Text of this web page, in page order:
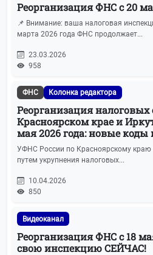
Реорганизация ФНС с 20
📌 Внимание: ваша налоговая
марта 2026 года ФНС продолжает...
23.03.2026
958
ФНС Колонка редактора
Реорганизация налоговых
Красноярском крае и
мая 2026 года: новые
УФНС России по Красноярскому краю
путем укрупнения налоговых...
10.04.2026
850
Видеоканал
Реорганизация ФНС с 18
свою инспекцию СЕЙЧАС!